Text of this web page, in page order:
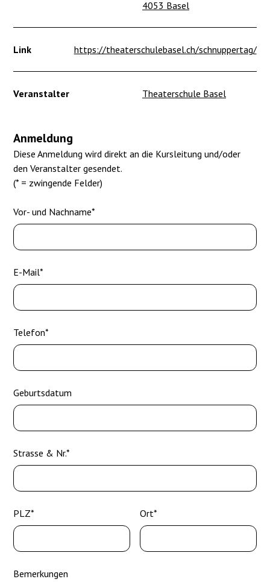
4053 Basel
Link https://theaterschulebasel.ch/schnuppertag/
Veranstalter Theaterschule Basel
Anmeldung
Diese Anmeldung wird direkt an die Kursleitung und/oder
den Veranstalter gesendet.
(* = zwingende Felder)
Vor- und Nachname*
E-Mail*
Telefon*
Geburtsdatum
Strasse & Nr.*
PLZ* Ort*
Bemerkungen